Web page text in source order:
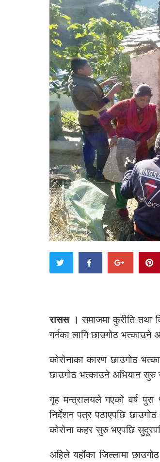
रासस । समाजमा कुरीति तथा
गर्नका लागि छाउगोठ भत्काउने
कोरोनाका कारण छाउगोठ
छाउगोठ भत्काउने अभियान सुरु
गृह मन्त्रालयले गएको वर्ष पुस
निर्देशन पत्र पठाएपछि
कोरोना कहर सुरु भएपछि
अहिले यहाँका जिल्लामा